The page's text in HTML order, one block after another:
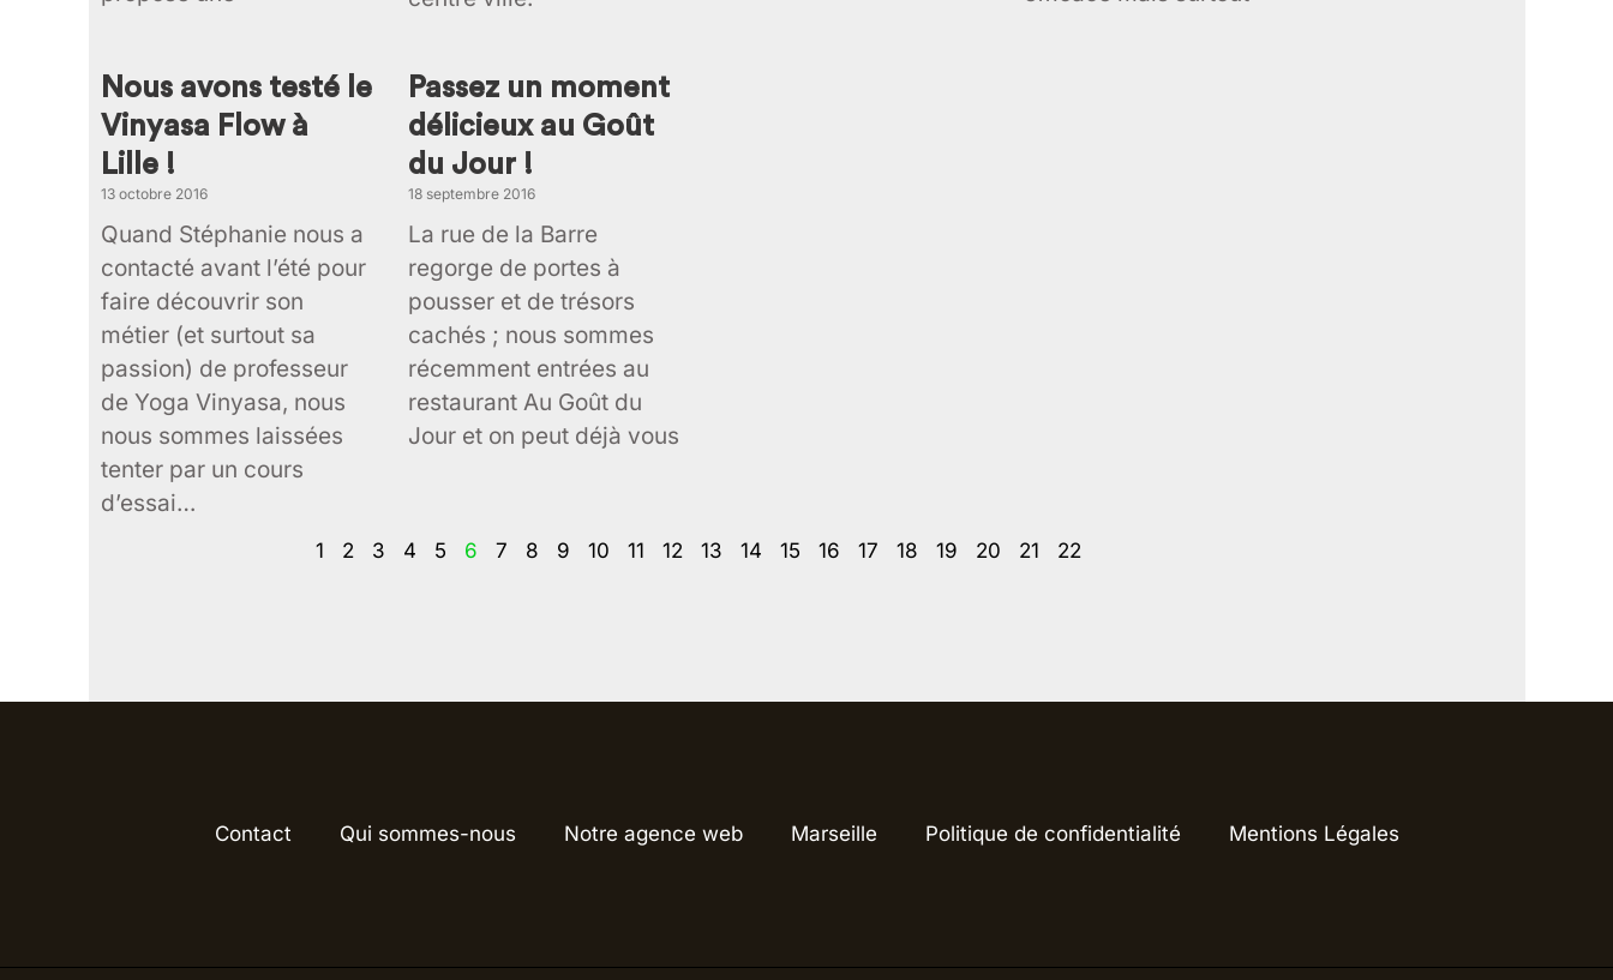
Nous avons testé le
Vinyasa Flow à
Lille !
13 octobre 2016
Quand Stéphanie nous a
contacté avant l’été pour
faire découvrir son
métier (et surtout sa
passion) de professeur
de Yoga Vinyasa, nous
nous sommes laissées
tenter par un cours
d’essai…
Passez un moment
délicieux au Goût
du Jour !
18 septembre 2016
La rue de la Barre
regorge de portes à
pousser et de trésors
cachés ; nous sommes
récemment entrées au
restaurant Au Goût du
Jour et on peut déjà vous
1 2 3 4 5 6 7 8 9 10 11 12 13 14 15 16 17 18 19 20 21 22
Contact Qui sommes-nous Notre agence web Marseille Politique de confidentialité Mentions Légales